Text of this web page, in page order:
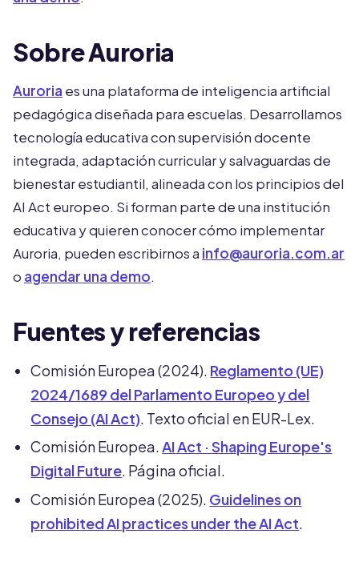
Sobre Auroria
Auroria es una plataforma de inteligencia artificial
pedagógica diseñada para escuelas. Desarrollamos
tecnología educativa con supervisión docente
integrada, adaptación curricular y salvaguardas de
bienestar estudiantil, alineada con los principios del
AI Act europeo. Si forman parte de una institución
educativa y quieren conocer cómo implementar
Auroria, pueden escribirnos a info@auroria.com.ar
o agendar una demo.
Fuentes y referencias
Comisión Europea (2024). Reglamento (UE)
2024/1689 del Parlamento Europeo y del
Consejo (AI Act). Texto oficial en EUR-Lex.
Comisión Europea.AI Act · Shaping Europe's
Digital Future. Página oficial.
Comisión Europea (2025). Guidelines on
prohibited AI practices under the AI Act.